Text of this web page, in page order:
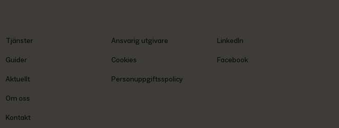
Tjänster
Guider
Aktuellt
Om oss
Kontakt
Ansvarig utgivare
Cookies
Personuppgiftsspolicy
LinkedIn
Facebook